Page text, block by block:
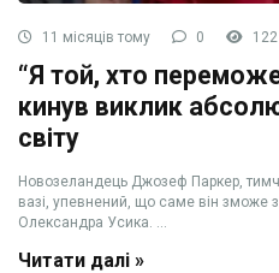
11 місяців тому 0 122
“Я той, хто
кинув виклик
світу
Новозеландець Джозеф Паркер,
вазі, упевнений, що саме він зможе
Олександра Усика. ...
Читати далі »